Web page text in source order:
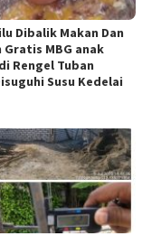
Dibalik Makan Dan
Gratis MBG anak
Rengel Tuban
Susu Kedelai